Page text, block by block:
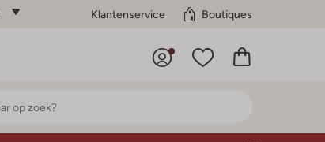
Klantenservice Boutiques